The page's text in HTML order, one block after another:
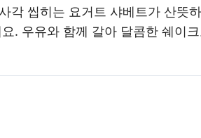
각 씹히는 요거트 샤베트가 산뜻
. 우유와 함께 갈아 달콤한 쉐이